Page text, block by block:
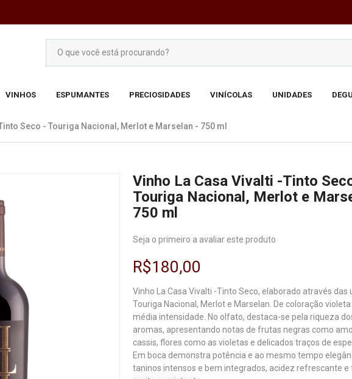
VINHOS ESPUMANTES PRECIOSIDADES VINÍCOLAS UNIDADES
Seco - Touriga Nacional, Merlot e Marselan - 750 ml
Vinho La Casa Vivalti -Tinto
Touriga Nacional, Merlot e
750 ml
Seja o primeiro a avaliar este produto
R$180,00
Vinho La Casa Vivalti -Tinto Seco, elaborado através das
Touriga Nacional, Merlot e Marselan. De coloração
média intensidade. No olfato, destaca-se pela riqueza
aromas, apresentando notas de frutas negras como
cassis, flores como as violetas e delicados traços de
Em boca demonstra potência e ao mesmo tempo
taninos intensos e bem integrados, acidez refrescante e